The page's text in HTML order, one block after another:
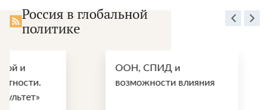
Россия в глобальной
политике
возможности влияния
перспективы